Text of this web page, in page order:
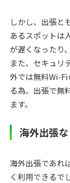
しかし、出張と
あるスポットは
が遅くなったり
また、セキュリ
外では無料Wi-
る為、出張で無
ます。
海外出張
海外出張であれ
く利用できるで